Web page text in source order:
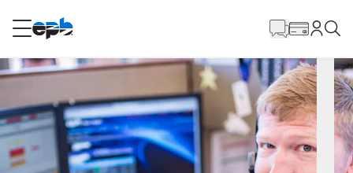
RESIDENCIAL
Internet
principal